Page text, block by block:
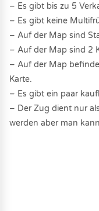
– Es gibt bis zu 5
– Es gibt keine
– Auf der Map sind
– Auf der Map sind 2
– Auf der Map
Karte.
– Es gibt ein paar
– Der Zug dient nur
werden aber man